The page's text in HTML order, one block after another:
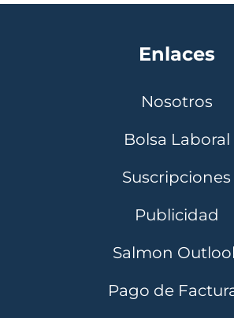
Enlaces
Nosotros
Bolsa Laboral
Suscripciones
Publicidad
Salmon
Pago de